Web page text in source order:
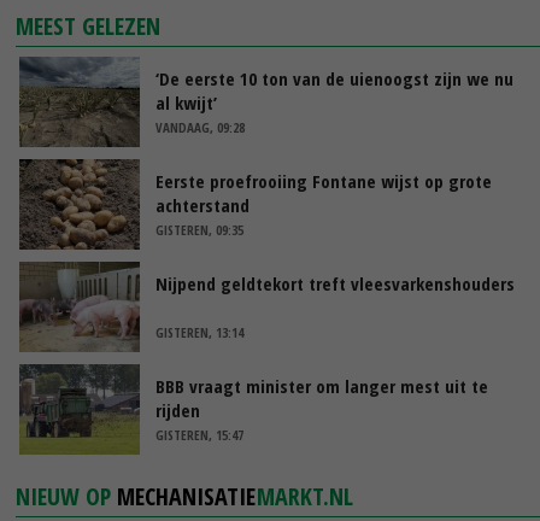
MEEST GELEZEN
‘De eerste 10 ton van de uienoogst zijn we nu
al kwijt’
VANDAAG, 09:28
Eerste proefrooiing Fontane wijst op grote
achterstand
GISTEREN, 09:35
Nijpend geldtekort treft vleesvarkenshouders
GISTEREN, 13:14
BBB vraagt minister om langer mest uit te
rijden
GISTEREN, 15:47
NIEUW OP MECHANISATIEMARKT.NL